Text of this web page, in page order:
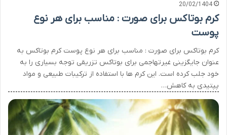
20/02/1404
کرم بوتاکس برای صورت : مناسب برای هر نوع
پوست
کرم بوتاکس برای صورت : مناسب برای هر نوع پوست کرم بوتاکس به
عنوان جایگزینی غیرتهاجمی برای بوتاکس تزریقی توجه بسیاری را به
خود جلب کرده است. این کرم ها با استفاده از ترکیبات طبیعی و مواد
پپتیدی به کاهش…